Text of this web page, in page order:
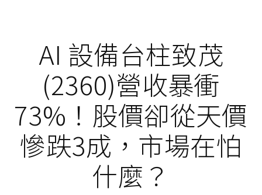
AI 設備台柱致茂
(2360)營收暴衝
73%！股價卻從天價
慘跌3成，市場在怕
什麼？